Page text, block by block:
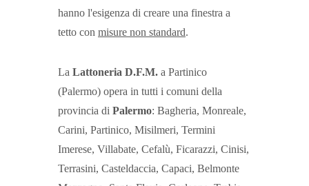
hanno l'esigenza di creare una finestra a
tetto con misure non standard.
La Lattoneria D.F.M. a Partinico
(Palermo) opera in tutti i comuni della
provincia di Palermo: Bagheria, Monreale,
Carini, Partinico, Misilmeri, Termini
Imerese, Villabate, Cefalù, Ficarazzi, Cinisi,
Terrasini, Casteldaccia, Capaci, Belmonte